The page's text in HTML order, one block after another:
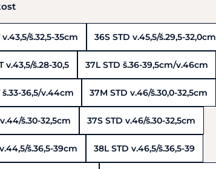
š.32,5-35cm 36S STD v.45,5/š.29,5-32,0cm
v.43,5/š.28-30,5 37L STD š.36-39,5cm/v.46cm
š.33-36,5/v.44cm 37M STD v.46/š.30,0-32,5cm
š.30-32,5cm 37S STD v.46/š.30-32,5cm
š.36,5-39cm 38L STD v.46,5/š.36,5-39